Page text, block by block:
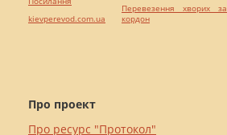
Про проект
Про ресурс "Протокол"
kievperevod.com.ua
Перевезення хворих за
кордон